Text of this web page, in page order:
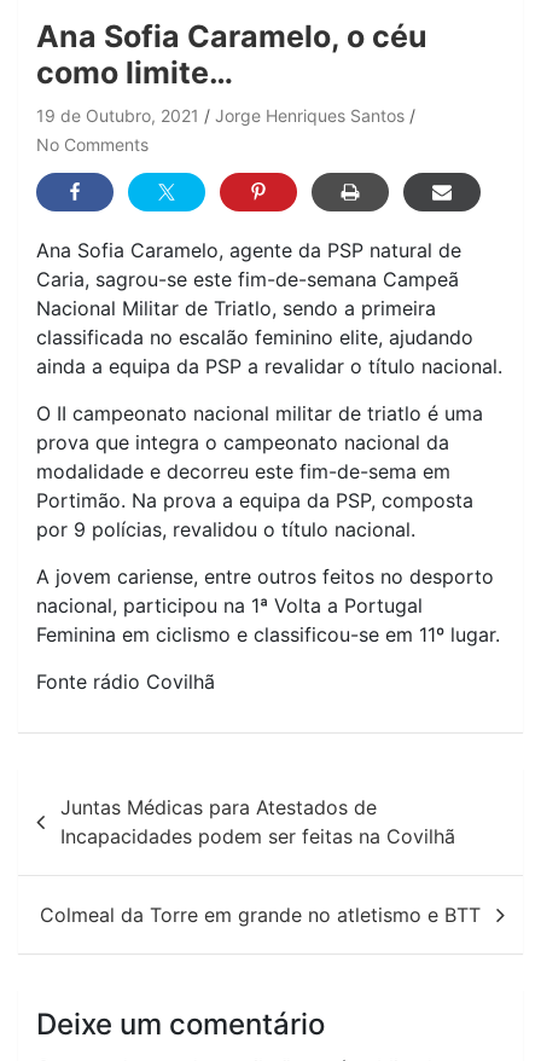
Ana Sofia Caramelo, o céu
como limite…
19 de Outubro, 2021
Jorge Henriques Santos
No Comments
Ana Sofia Caramelo, agente da PSP natural de
Caria, sagrou-se este fim-de-semana Campeã
Nacional Militar de Triatlo, sendo a primeira
classificada no escalão feminino elite, ajudando
ainda a equipa da PSP a revalidar o título nacional.
O II campeonato nacional militar de triatlo é uma
prova que integra o campeonato nacional da
modalidade e decorreu este fim-de-sema em
Portimão. Na prova a equipa da PSP, composta
por 9 polícias, revalidou o título nacional.
A jovem cariense, entre outros feitos no desporto
nacional, participou na 1ª Volta a Portugal
Feminina em ciclismo e classificou-se em 11º lugar.
Fonte rádio Covilhã
Navegação
de
artigos
Juntas Médicas para Atestados de
Incapacidades podem ser feitas na Covilhã
Colmeal da Torre em grande no atletismo e BTT
Deixe um comentário